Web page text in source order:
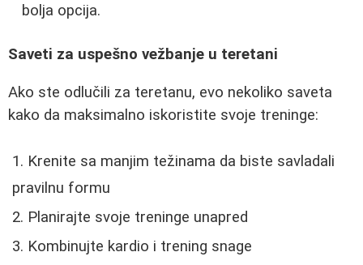
bolja opcija.
Saveti za uspešno vežbanje u teretani
Ako ste odlučili za teretanu, evo nekoliko saveta
kako da maksimalno iskoristite svoje treninge:
Krenite sa manjim težinama da biste savladali
pravilnu formu
Planirajte svoje treninge unapred
Kombinujte kardio i trening snage